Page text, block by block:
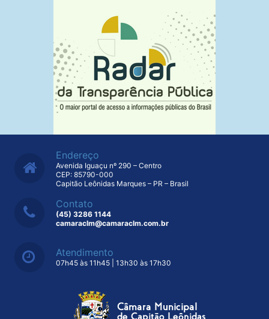
Endereço
Avenida Iguaçu nº 290 – Centro
CEP: 85790-000
Capitão Leônidas Marques – PR – Brasil
Contato
(45) 3286 1144
camaraclm@camaraclm.com.br
Atendimento
07h45 às 11h45 | 13h30 às 17h30